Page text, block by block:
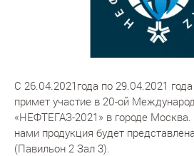
С 26.04.2021года по 29.04.2021
примет участие в 20-ой
«НЕФТЕГАЗ-2021» в городе
нами продукция будет
(Павильон 2 Зал 3).